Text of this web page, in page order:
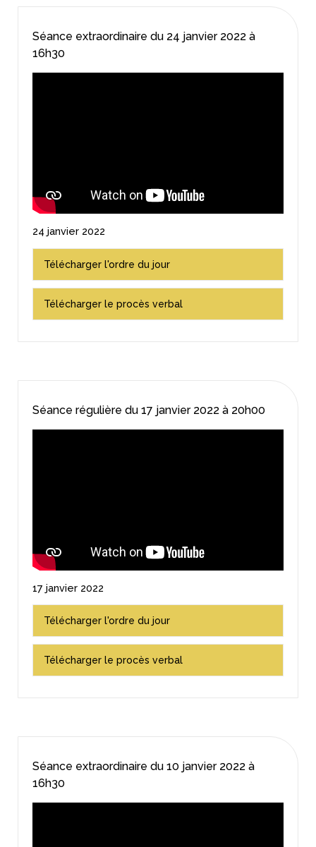
Séance extraordinaire du 24 janvier 2022 à
16h30
24 janvier 2022
Télécharger l'ordre du jour
Télécharger le procès verbal
Séance régulière du 17 janvier 2022 à 20h00
17 janvier 2022
Télécharger l'ordre du jour
Télécharger le procès verbal
Séance extraordinaire du 10 janvier 2022 à
16h30